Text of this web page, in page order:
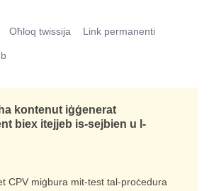
Oħloq twissija Link permanenti
kontenut iġġenerat
biex itejjeb is-sejbien u l-
CPV miġbura mit-test tal-proċedura